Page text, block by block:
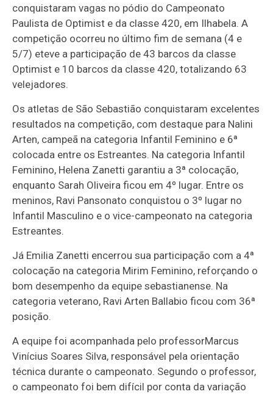
conquistaram vagas no pódio do Campeonato
Paulista de Optimist e da classe 420, em Ilhabela. A
competição ocorreu no último fim de semana (4 e
5/7) eteve a participação de 43 barcos da classe
Optimist e 10 barcos da classe 420, totalizando 63
velejadores.
Os atletas de São Sebastião conquistaram excelentes
resultados na competição, com destaque para Nalini
Arten, campeã na categoria Infantil Feminino e 6ª
colocada entre os Estreantes. Na categoria Infantil
Feminino, Helena Zanetti garantiu a 3ª colocação,
enquanto Sarah Oliveira ficou em 4º lugar. Entre os
meninos, Ravi Pansonato conquistou o 3º lugar no
Infantil Masculino e o vice-campeonato na categoria
Estreantes.
Já Emilia Zanetti encerrou sua participação com a 4ª
colocação na categoria Mirim Feminino, reforçando o
bom desempenho da equipe sebastianense. Na
categoria veterano, Ravi Arten Ballabio ficou com 36ª
posição.
A equipe foi acompanhada pelo professorMarcus
Vinícius Soares Silva, responsável pela orientação
técnica durante o campeonato. Segundo o professor,
o campeonato foi bem difícil por conta da variação